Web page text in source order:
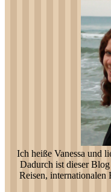
Ich heiße Vanessa und
Dadurch ist dieser
Reisen, internationalen